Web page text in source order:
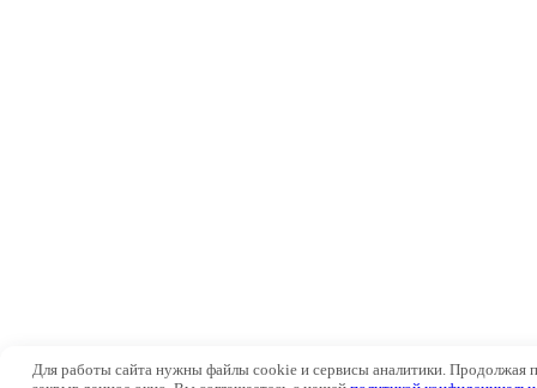
Для работы сайта нужны файлы cookie и сервисы аналитики. Продолжая